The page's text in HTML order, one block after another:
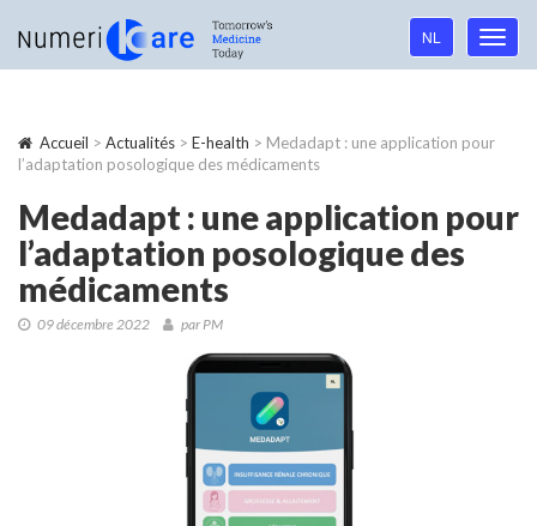
Language
navigation
NL
Accueil > Actualités > E-health > Medadapt : une application pour
l’adaptation posologique des médicaments
Medadapt : une application pour
l’adaptation posologique des
médicaments
09 décembre 2022 par PM